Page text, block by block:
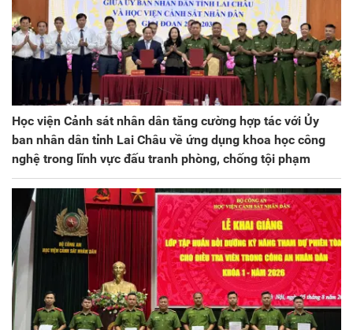
Học viện Cảnh sát nhân dân tăng cường hợp tác với Ủy
ban nhân dân tỉnh Lai Châu về ứng dụng khoa học công
nghệ trong lĩnh vực đấu tranh phòng, chống tội phạm